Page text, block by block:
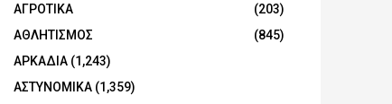
ΑΓΡΟΤΙΚΑ
(203)
ΑΘΛΗΤΙΣΜΟΣ
(845)
ΑΡΚΑΔΙΑ (1,243)
ΑΣΤΥΝΟΜΙΚΑ (1,359)